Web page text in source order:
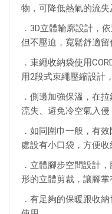
物，可降低熱氣的流
．3D立體輪廓設計，
但不壓迫，寬鬆舒適
．束繩收納袋使用
用2段式束繩壓縮設計
．側邊加強保溫，在
流失、避免冷空氣入侵
．如同圍巾一般，有
處設有小口袋，方便收
．立體腳步空間設計
形的立體剪裁，讓腳
．有足夠的保暖跟收